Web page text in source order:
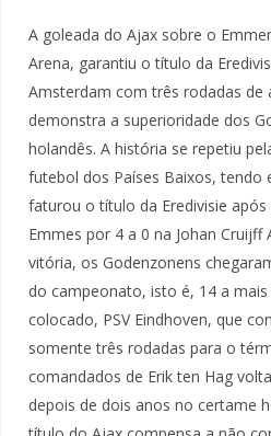
A goleada do Ajax sobre o
Arena, garantiu o título da
Amsterdam com três rodadas de
demonstra a superioridade dos
holandês. A história se repetiu
futebol dos Países Baixos, tendo
faturou o título da Eredivisie
Emmes por 4 a 0 na Johan Cruijff
vitória, os Godenzonens
do campeonato, isto é, 14 a
colocado, PSV Eindhoven, que
somente três rodadas para o
comandados de Erik ten Hag
depois de dois anos no certame